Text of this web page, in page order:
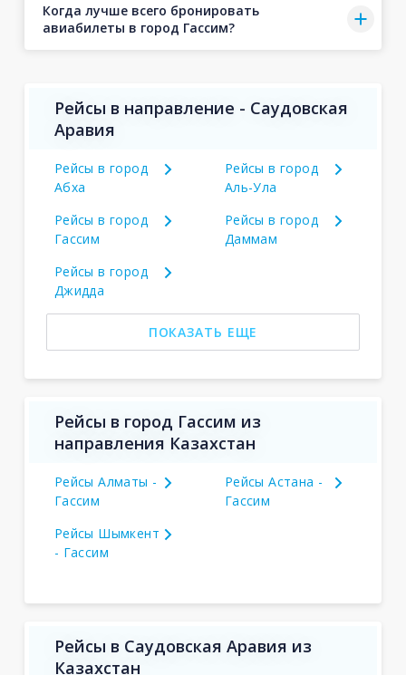
Когда лучше всего бронировать
авиабилеты в город Гассим?
Рейсы в направление - Саудовская
Аравия
Рейсы в город
Абха
Рейсы в город
Аль-Ула
Рейсы в город
Гассим
Рейсы в город
Даммам
Рейсы в город
Джидда
ПОКАЗАТЬ ЕЩЕ
Рейсы в город Гассим из
направления Казахстан
Рейсы Алматы -
Гассим
Рейсы Астана -
Гассим
Рейсы Шымкент
- Гассим
Рейсы в Саудовская Аравия из
Казахстан